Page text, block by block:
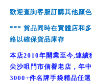
歡迎查詢客服訂購其他顏色
*** 貨品同時在實體店和
絡以確保貨品庫存
本店2010年開業至今,連續
尖沙咀門市信譽老店，年中
3000+件名牌手袋精品任